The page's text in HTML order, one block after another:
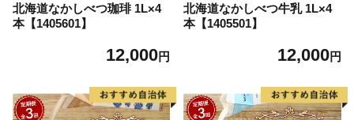
北海道なかしべつ珈琲 1L×4
本【1405601】
12,000円
北海道なかしべつ牛乳 1L×4
本【1405501】
12,000円